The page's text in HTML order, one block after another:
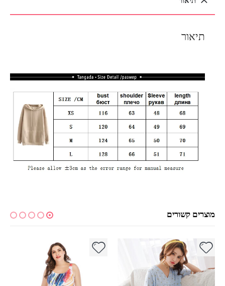
תיאור
מוצרים קשורים
למוצר זה יש מספר סוגים. ניתן לבחור את האפשרויות בעמוד המוצר